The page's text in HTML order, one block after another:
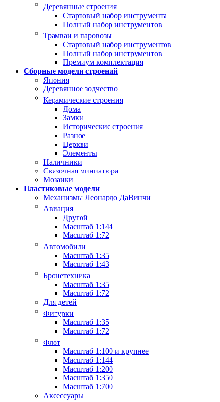
Деревянные строения
Стартовый набор инструмента
Полный набор инструментов
Трамваи и паровозы
Стартовый набор инструментов
Полный набор инструментов
Премиум комплектация
Сборные модели строений
Япония
Деревянное зодчество
Керамические строения
Дома
Замки
Исторические строения
Разное
Церкви
Элементы
Наличники
Сказочная миниатюра
Мозаики
Пластиковые модели
Механизмы Леонардо ДаВинчи
Авиация
Другой
Масштаб 1:144
Масштаб 1:72
Автомобили
Масштаб 1:35
Масштаб 1:43
Бронетехника
Масштаб 1:35
Масштаб 1:72
Для детей
Фигурки
Масштаб 1:35
Масштаб 1:72
Флот
Масштаб 1:100 и крупнее
Масштаб 1:144
Масштаб 1:200
Масштаб 1:350
Масштаб 1:700
Аксессуары